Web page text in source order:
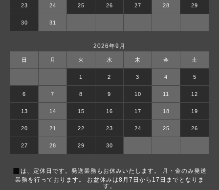
23 24 25 26 27 28 29
30 31
2026年9月
日 月 火 水 木 金 土
1 2 3 4 5
6 7 8 9 10 11 12
13 14 15 16 17 18 19
20 21 22 23 24 25 26
27 28 29 30
■ は、定休日です。発送業務もお休みいたします。 月・金のみ発送
業務を行っております。 お盆休みは8月7日から17日までとなりま
す。